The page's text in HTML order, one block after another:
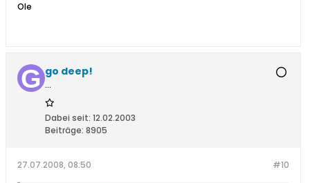
Ole
go deep!
...
Dabei seit: 12.02.2003
Beiträge: 8905
#10
27.07.2008, 08:50